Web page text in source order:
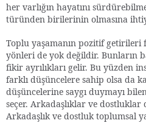
her varlığın hayatını
türünden birilerinin olmasına
Toplu yaşamanın pozitif
yönleri de yok değildir. Bunların
fikir ayrılıkları gelir. Bu yüzden
farklı düşüncelere sahip olsa da
düşüncelerine saygı duymayı
seçer. Arkadaşlıklar ve dostluklar
Arkadaşlık ve dostluk toplumsal